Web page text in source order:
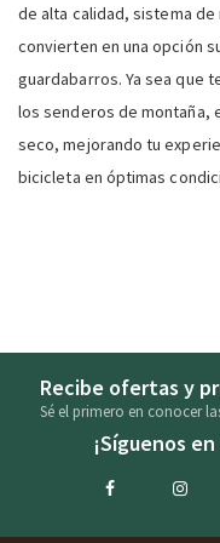
de alta calidad, sistema
convierten en una opción
guardabarros. Ya sea que
los senderos de montaña,
seco, mejorando tu
bicicleta en óptimas
Recibe ofertas y
Sé el primero en conocer
¡Síguenos